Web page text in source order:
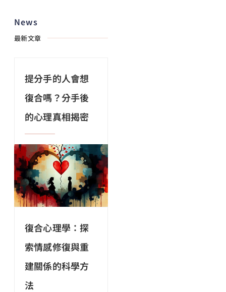
News
最新文章
提分手的人會想
復合嗎？分手後
的心理真相揭密
復合心理學：探
索情感修復與重
建關係的科學方
法